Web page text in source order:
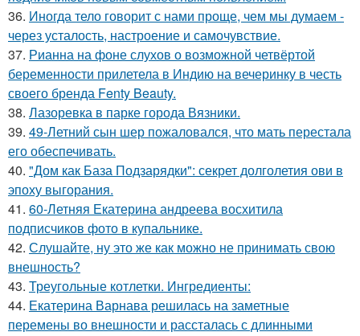
36. Иногда тело говорит с нами проще, чем мы думаем -
через усталость, настроение и самочувствие.
37. Рианна на фоне слухов о возможной четвёртой
беременности прилетела в Индию на вечеринку в честь
своего бренда Fenty Beauty.
38. Лазоревка в парке города Вязники.
39. 49-Летний сын шер пожаловался, что мать перестала
его обеспечивать.
40. "Дом как База Подзарядки": секрет долголетия ови в
эпоху выгорания.
41. 60-Летняя Екатерина андреева восхитила
подписчиков фото в купальнике.
42. Слушайте, ну это же как можно не принимать свою
внешность?
43. Треугольные котлетки. Ингредиенты:
44. Екатерина Варнава решилась на заметные
перемены во внешности и рассталась с длинными